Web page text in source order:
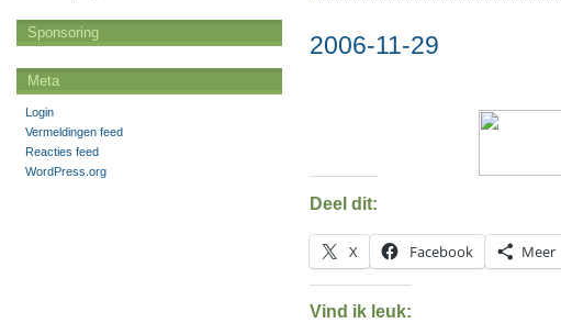
2006-11-29
Deel dit:
X Facebook Meer
Vind ik leuk:
Sponsoring
Meta
Login
Vermeldingen feed
Reacties feed
WordPress.org